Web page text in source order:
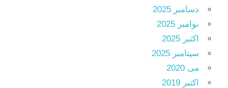
دسامبر 2025
نوامبر 2025
اکتبر 2025
سپتامبر 2025
می 2020
اکتبر 2019